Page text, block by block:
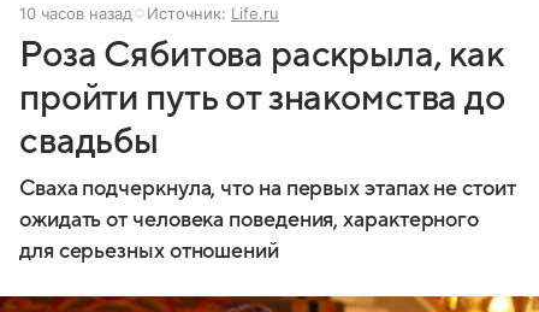
10 часов назад Источник: Life.ru
Роза Сябитова раскрыла, как
пройти путь от знакомства до
свадьбы
Сваха подчеркнула, что на первых этапах не стоит
ожидать от человека поведения, характерного
для серьезных отношений